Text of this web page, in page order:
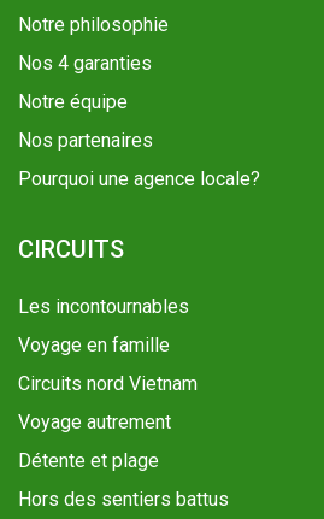
Notre philosophie
Nos 4 garanties
Notre équipe
Nos partenaires
Pourquoi une agence locale?
CIRCUITS
Les incontournables
Voyage en famille
Circuits nord Vietnam
Voyage autrement
Détente et plage
Hors des sentiers battus